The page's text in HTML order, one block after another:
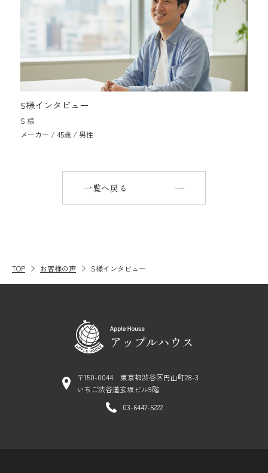
S様インタビュー
S 様
メーカー / 45歳 / 男性
一覧へ戻る
TOP お客様の声 S様インタビュー
〒150-0044 東京都渋谷区円山町28-3
いちご渋谷道玄坂ビル9階
03-6447-5222